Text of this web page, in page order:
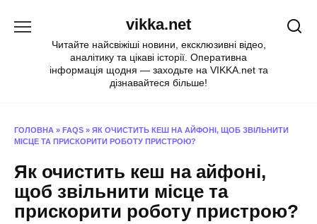
vikka.net
Читайте найсвіжіші новини, ексклюзивні відео,
аналітику та цікаві історії. Оперативна
інформація щодня — заходьте на VIKKA.net та
дізнавайтеся більше!
ГОЛОВНА » FAQS » ЯК ОЧИСТИТЬ КЕШ НА АЙФОНІ, ЩОБ ЗВІЛЬНИТИ
МІСЦЕ ТА ПРИСКОРИТИ РОБОТУ ПРИСТРОЮ?
Як очистить кеш на айфоні,
щоб звільнити місце та
прискорити роботу пристрою?